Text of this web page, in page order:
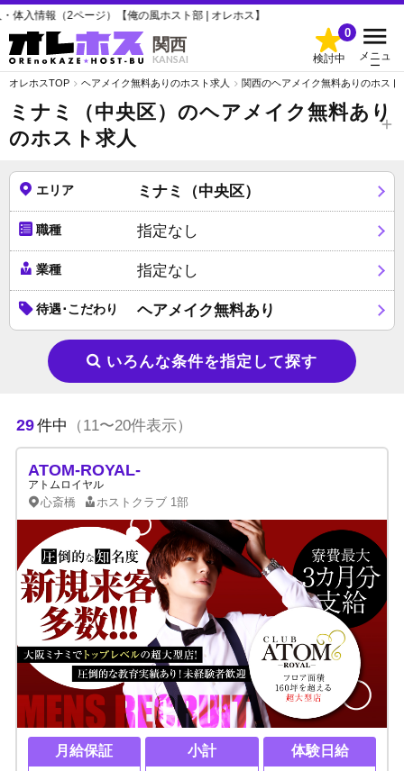
）【俺の風ホスト部 | オレホス】
関西
KANSAI 検討中
0
メニュ
ー
オレホスTOP ヘアメイク無料ありのホスト求人 関西のヘアメイク無料ありのホスト
ミナミ（中央区）のヘアメイク無料あり
のホスト求人
エリア ミナミ（中央区）
職種 指定なし
業種 指定なし
待遇･こだわり ヘアメイク無料あり
いろんな条件を指定して探す
29件中 （11〜20件表示）
ATOM-ROYAL-
アトムロイヤル
心斎橋 ホストクラブ 1部
月給保証 小計 体験日給